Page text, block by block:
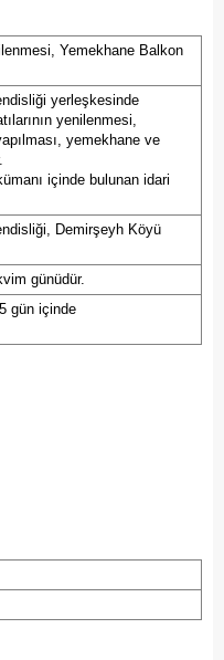
Yemekhane Balkon
yerleşkesinde
yenilenmesi,
yemekhane ve
içinde bulunan idari
Demirşeyh Köyü
günüdür.
gün içinde